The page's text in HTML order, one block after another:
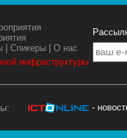
|Спикеры |О нас
инфраструктуры
-